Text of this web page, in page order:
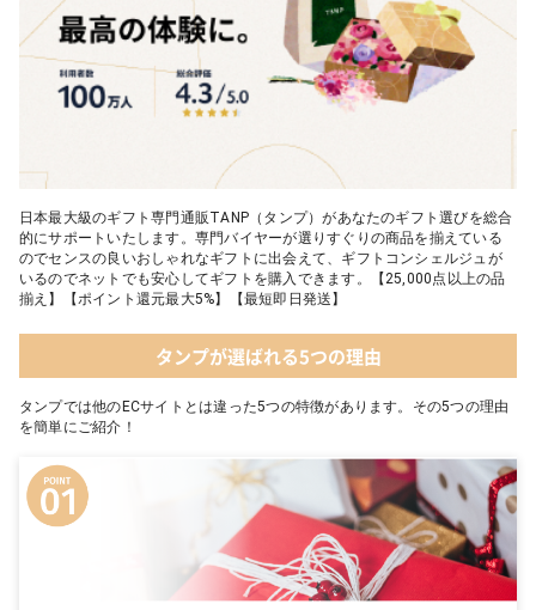
日本最大級のギフト専門通販TANP（タンプ）があなたのギフト選びを総合
的にサポートいたします。専門バイヤーが選りすぐりの商品を揃えている
のでセンスの良いおしゃれなギフトに出会えて、ギフトコンシェルジュが
いるのでネットでも安心してギフトを購入できます。【25,000点以上の品
揃え】【ポイント還元最大5%】【最短即日発送】
タンプが選ばれる5つの理由
タンプでは他のECサイトとは違った5つの特徴があります。その5つの理由
を簡単にご紹介！